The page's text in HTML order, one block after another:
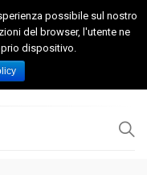
nella Capitanata
possibile sul nostro
del browser, l'utente ne
dispositivo.